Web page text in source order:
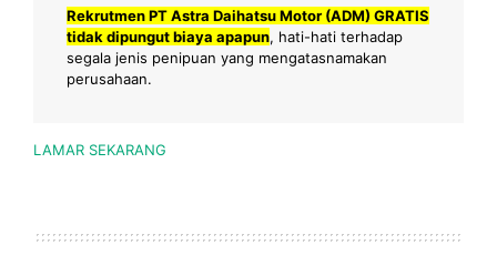
Rekrutmen PT Astra Daihatsu Motor (ADM) GRATIS
tidak dipungut biaya apapun, hati-hati terhadap
segala jenis penipuan yang mengatasnamakan
perusahaan.
LAMAR SEKARANG